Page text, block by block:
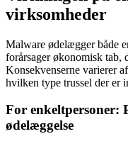
virksomheder
Malware ødelægger både
forårsager økonomisk tab,
Konsekvenserne varierer
hvilken type trussel der er
For enkeltpersoner:
ødelæggelse